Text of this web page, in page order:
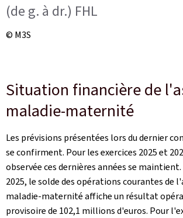
(de g. à dr.) FHL
© M3S
Situation financière de
maladie-maternité
Les prévisions présentées lors du dernier
se confirment. Pour les exercices 2025 et
observée ces dernières années se
2025, le solde des opérations courantes de
maladie‑maternité affiche un résultat
provisoire de 102,1 millions d'euros. Pour